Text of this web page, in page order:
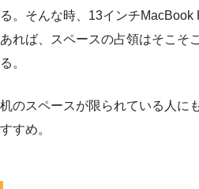
る。そんな時、13インチ
あれば、スペースの占領はそこそ
る。
机のスペースが限られている人に
すすめ。